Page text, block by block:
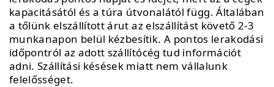
kapacitásától és a túra útvonalától függ. Általában
a tőlünk elszállított árut az elszállítást követő 2-3
munkanapon belül kézbesítik. A pontos lerakodási
időpontról az adott szállítócég tud információt
adni. Szállítási késések miatt nem vállalunk
felelősséget.